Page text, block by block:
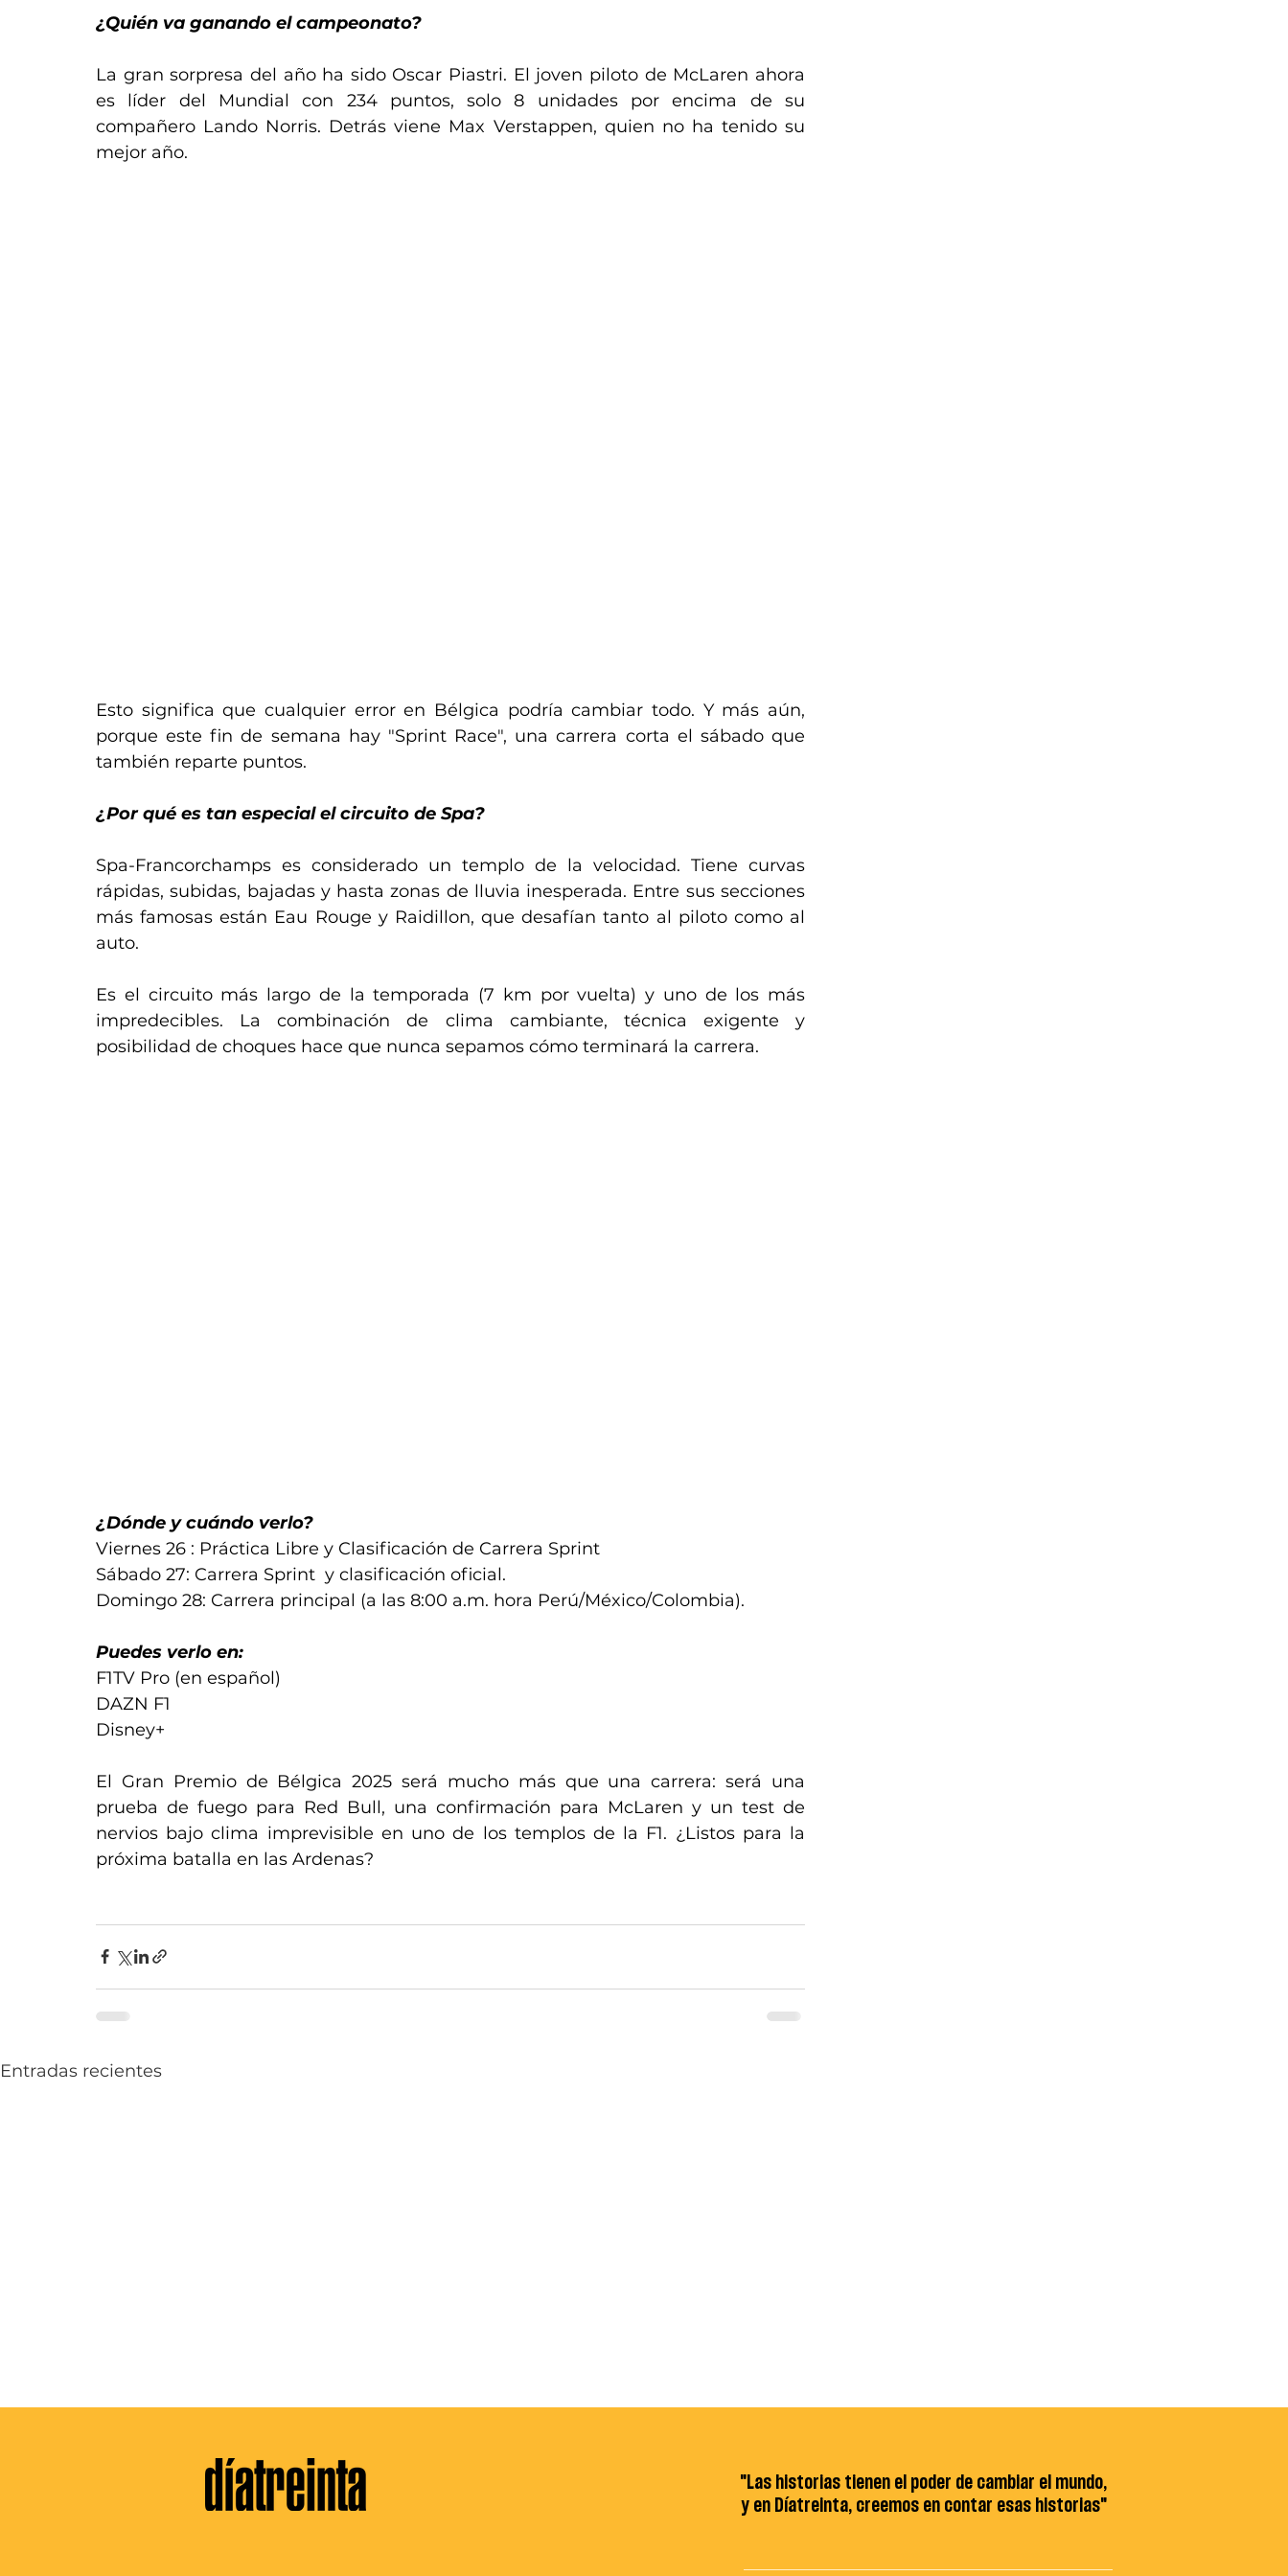
¿Quién va ganando el campeonato?
La gran sorpresa del año ha sido Oscar Piastri. El joven piloto de McLaren ahora
es líder del Mundial con 234 puntos, solo 8 unidades por encima de su
compañero Lando Norris. Detrás viene Max Verstappen, quien no ha tenido su
mejor año.
Esto significa que cualquier error en Bélgica podría cambiar todo. Y más aún,
porque este fin de semana hay "Sprint Race", una carrera corta el sábado que
también reparte puntos.
¿Por qué es tan especial el circuito de Spa?
Spa-Francorchamps es considerado un templo de la velocidad. Tiene curvas
rápidas, subidas, bajadas y hasta zonas de lluvia inesperada. Entre sus secciones
más famosas están Eau Rouge y Raidillon, que desafían tanto al piloto como al
auto.
Es el circuito más largo de la temporada (7 km por vuelta) y uno de los más
impredecibles. La combinación de clima cambiante, técnica exigente y
posibilidad de choques hace que nunca sepamos cómo terminará la carrera.
¿Dónde y cuándo verlo?
Viernes 26 : Práctica Libre y Clasificación de Carrera Sprint
Sábado 27: Carrera Sprint  y clasificación oficial.
Domingo 28: Carrera principal (a las 8:00 a.m. hora Perú/México/Colombia).
Puedes verlo en:
F1TV Pro (en español)
DAZN F1
Disney+
El Gran Premio de Bélgica 2025 será mucho más que una carrera: será una
prueba de fuego para Red Bull, una confirmación para McLaren y un test de
nervios bajo clima imprevisible en uno de los templos de la F1. ¿Listos para la
próxima batalla en las Ardenas?
Entradas recientes
"Las historias tienen el poder de cambiar el mundo,
y en Díatreinta, creemos en contar esas historias"